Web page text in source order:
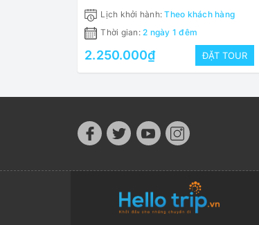
Lịch khởi hành:Theo khách hàng
Thời gian: 2 ngày 1 đêm
2.250.000₫ ĐẶT TOUR